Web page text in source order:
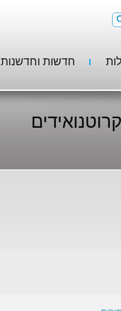
חדשות וחדשנות
קרוטנואידים